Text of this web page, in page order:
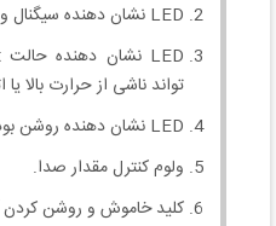
LED نشان دهنده سیگنال ورودی در آمپلی فایر.
تواند ناشی از حرارت بالا
LED نشان دهنده روشن بودن آمپلی فایر.
ولوم کنترل مقدار صدا.
کلید خاموش و روشن کردن